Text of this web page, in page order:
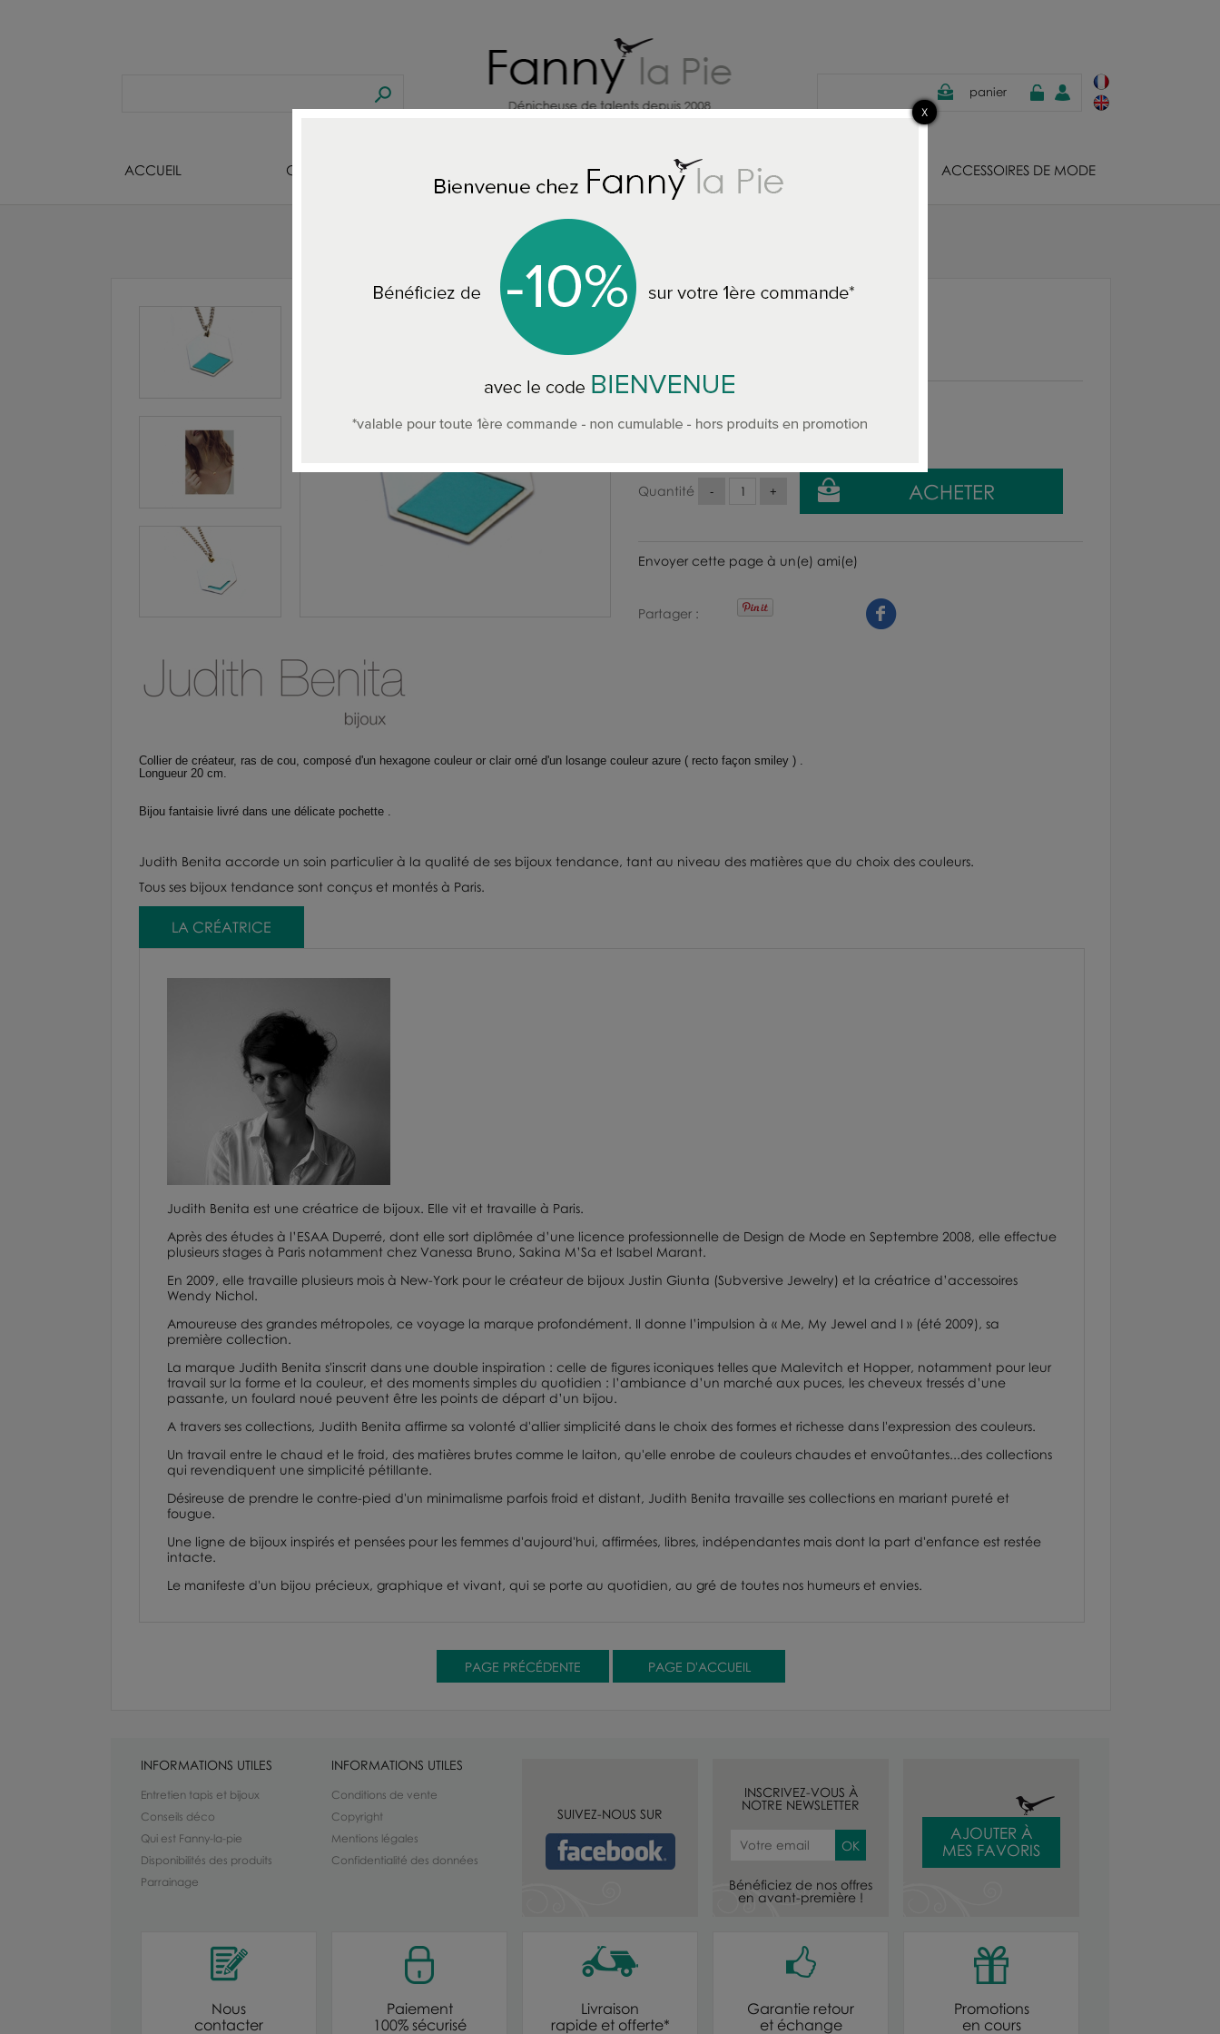
panier
ACCUEIL CREATEURS BIJOUX CREATEURS DECO MAISON ACCESSOIRES DE MODE
TOUS LES COLLIERS Judith Benita collier Volt azur
47.00€T.T.C.
Quantité
Envoyer cette page à un(e) ami(e)
Partager
Collier de créateur, ras de cou, composé d'un hexagone couleur or clair orné d'un losange couleur azure ( recto façon smiley ) .
Longueur 20 cm.
Bijou fantaisie livré dans une délicate pochette .
Judith Benita accorde un soin particulier à la qualité de ses bijoux tendance, tant au niveau des matières que du choix des couleurs.
Tous ses bijoux tendance sont conçus et montés à Paris.
LA CRÉATRICE
Judith Benita est une créatrice de bijoux. Elle vit et travaille à Paris.
Après des études à l’ESAA Duperré, dont elle sort diplômée d’une licence professionnelle de Design de Mode en Septembre 2008, elle effectue
plusieurs stages à Paris notamment chez Vanessa Bruno, Sakina M’Sa et Isabel Marant.
En 2009, elle travaille plusieurs mois à New-York pour le créateur de bijoux Justin Giunta (Subversive Jewelry) et la créatrice d’accessoires
Wendy Nichol.
Amoureuse des grandes métropoles, ce voyage la marque profondément. Il donne l’impulsion à « Me, My Jewel and I » (été 2009), sa
première collection.
La marque Judith Benita s'inscrit dans une double inspiration : celle de figures iconiques telles que Malevitch et Hopper, notamment pour leur
travail sur la forme et la couleur, et des moments simples du quotidien : l’ambiance d’un marché aux puces, les cheveux tressés d’une
passante, un foulard noué peuvent être les points de départ d’un bijou.
A travers ses collections, Judith Benita affirme sa volonté d'allier simplicité dans le choix des formes et richesse dans l'expression des couleurs.
Un travail entre le chaud et le froid, des matières brutes comme le laiton, qu'elle enrobe de couleurs chaudes et envoûtantes...des collections
qui revendiquent une simplicité pétillante.
Désireuse de prendre le contre-pied d'un minimalisme parfois froid et distant, Judith Benita travaille ses collections en mariant pureté et
fougue.
Une ligne de bijoux inspirés et pensées pour les femmes d'aujourd'hui, affirmées, libres, indépendantes mais dont la part d'enfance est restée
intacte.
Le manifeste d'un bijou précieux, graphique et vivant, qui se porte au quotidien, au gré de toutes nos humeurs et envies.
INFORMATIONS UTILES
Entretien tapis et bijoux
Conseils déco
Qui est Fanny-la-pie
Disponibilités des produits
Parrainage
INFORMATIONS UTILES
Conditions de vente
Copyright
Mentions légales
Confidentialité des données
SUIVEZ-NOUS SUR
INSCRIVEZ-VOUS À
NOTRE NEWSLETTER
Bénéficiez de nos offres
en avant-première !
AJOUTER À
MES FAVORIS
Nous
contacter
Paiement
100% sécurisé
Livraison
rapide et offerte*
Garantie retour
et échange
Promotions
en cours